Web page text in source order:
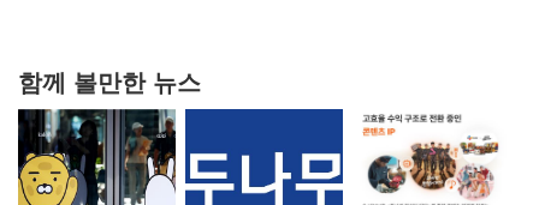
함께 볼만한 뉴스